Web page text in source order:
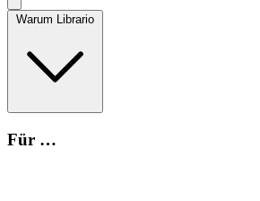
Warum Librario
Für …